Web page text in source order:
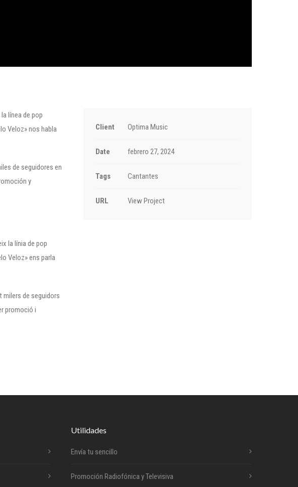
línea de pop
Veloz» nos habla
de seguidores en
y
la línia de pop
Veloz» ens parla
milers de seguidors
promoció i
Client Optima Music
Date febrero 27, 2024
Tags Cantantes
URL View Project
Utilidades
Envía tu sencillo
Promoción Radiofónica y Televisiva